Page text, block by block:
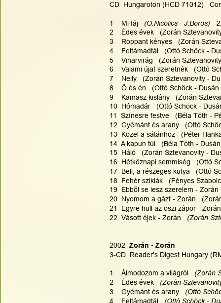
CD  Hungaroton (HCD 71012)
1    Mi fáj (O.Nicolics - J.Boros)
2    Édes évek   (Zorán
3    Roppant kényes   (Zorán
4    Feltámadtál   (Ottó Schöck -
5    Viharvirág   (Zorán
6    Valami újat szeretnék   (Ottó
7    Nelly   (Zorán Sztevanovity -
8    Õ és én   (Ottó Schöck -
9    Kamasz kislány   (Zorán
10  Hómadár   (Ottó Schöck -
11  Színesre festve   (Béla Tóth -
12  Gyémánt és arany   (Ottó
13  Közel a sátánhoz   (Péter
14  A kapun túl   (Béla Tóth -
15  Háló   (Zorán Sztevanovity -
16  Hétköznapi semmiség   (Ottó
17  Bell, a részeges kutya   (Ottó
18  Fehér sziklák   (Fényes
19  Ebbõl se lesz szerelem -
20  Nyomom a gázt - Zorán
21  Egyre hull az öszi zápor -
22  Vásott éjek - Zorán
(Zorán
2002 Zorán - Zorán
3-CD  Reader's Digest Hungary
1    Álmodozom a világról (Zorán
2    Édes évek
(Zorán
3    Gyémánt és arany (Ottó
4    Feltámadtál (Ottó Schöck -